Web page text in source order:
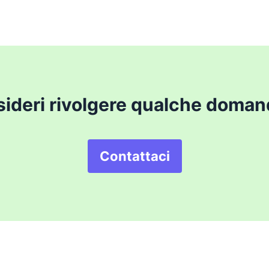
rivolgere qualche
Contattaci